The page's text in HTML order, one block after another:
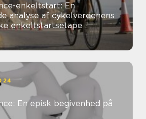
enkeltstart: En
analyse af cykelverdenens
enkeltstartsetape
En episk begivenhed på